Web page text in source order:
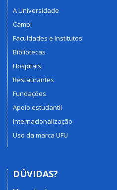
A Universidade
Campi
Faculdades e Institutos
Bibliotecas
Hospitais
Restaurantes
Fundações
Apoio estudantil
Internacionalização
Uso da marca UFU
DÚVIDAS?